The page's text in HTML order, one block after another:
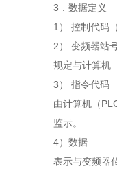
3．数据定义
1） 控制代码
2） 变频器站
规定与计算机
3） 指令代码
由计算机（
监示。
4）数据
表示与变频器